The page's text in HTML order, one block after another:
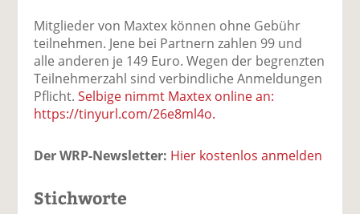
Mitglieder von Maxtex können ohne Gebühr
teilnehmen. Jene bei Partnern zahlen 99 und
alle anderen je 149 Euro. Wegen der begrenzten
Teilnehmerzahl sind verbindliche Anmeldungen
Pflicht.Selbige nimmt Maxtex online an:
https://tinyurl.com/26e8ml4o.
Der WRP-Newsletter: Hier kostenlos anmelden
Stichworte